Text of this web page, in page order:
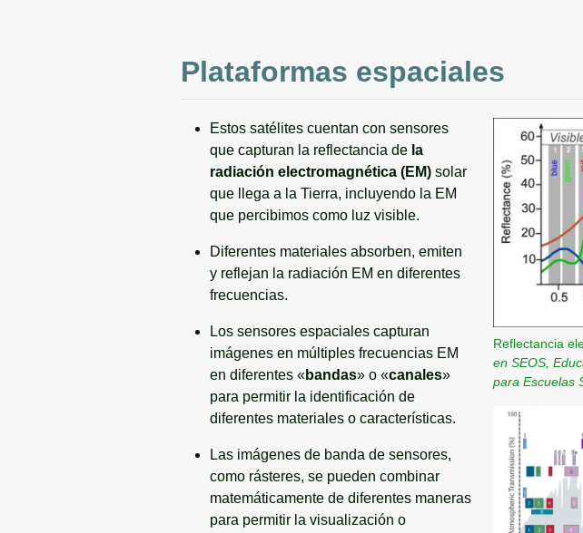
Plataformas espaciales
Estos satélites cuentan con sensores
que capturan la reflectancia de la
radiación electromagnética (EM)solar
que llega a la Tierra, incluyendo la EM
que percibimos como luz visible.
Diferentes materiales absorben, emiten
y reflejan la radiación EM en diferentes
frecuencias.
Los sensores espaciales capturan
imágenes en múltiples frecuencias EM
en diferentes «bandas» o «canales»
para permitir la identificación de
diferentes materiales o características.
Las imágenes de banda de sensores,
como rásteres, se pueden combinar
matemáticamente de diferentes maneras
para permitir la visualización o
Reflectancia
en SEOS,
para Escuelas